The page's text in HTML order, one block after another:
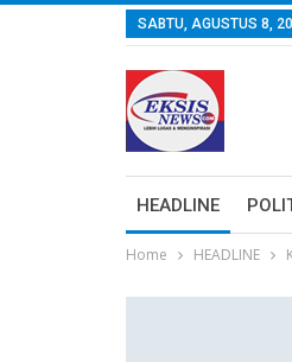
SABTU, AGUSTUS 8,
HEADLINE
Home HEADLINE